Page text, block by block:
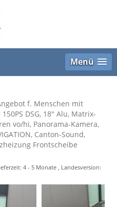
Menü
f. Menschen mit
DSG, 18" Alu, Matrix-
vo/hi, Panorama-Kamera,
Canton-Sound,
Frontscheibe
4 - 5 Monate , Landesversion: